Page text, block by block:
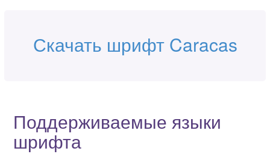
Скачать шрифт Caracas
Поддерживаемые языки
шрифта